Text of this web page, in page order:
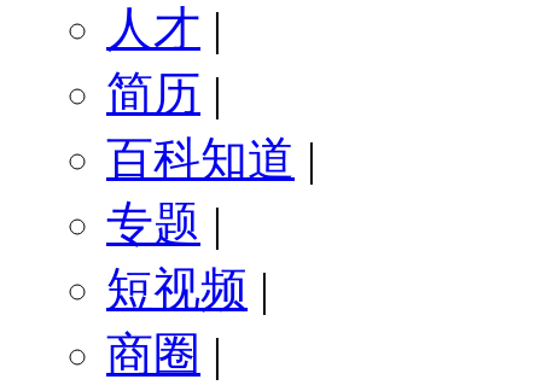
人才 |
简历 |
百科知道 |
专题 |
短视频 |
商圈 |